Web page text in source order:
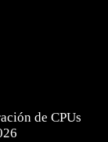
de CPUs